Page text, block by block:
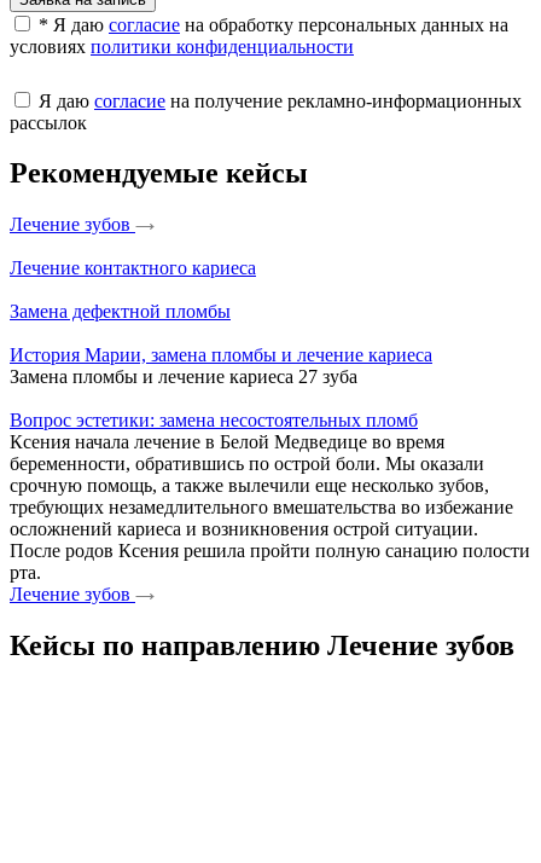
* Я даю согласие на обработку персональных данных на
условиях политики конфиденциальности
Я даю согласие на получение рекламно-информационных
рассылок
Рекомендуемые кейсы
Лечение зубов
Лечение контактного кариеса
Замена дефектной пломбы
История Марии, замена пломбы и лечение кариеса
Замена пломбы и лечение кариеса 27 зуба
Вопрос эстетики: замена несостоятельных пломб
Ксения начала лечение в Белой Медведице во время
беременности, обратившись по острой боли. Мы оказали
срочную помощь, а также вылечили еще несколько зубов,
требующих незамедлительного вмешательства во избежание
осложнений кариеса и возникновения острой ситуации.
После родов Ксения решила пройти полную санацию полости
рта.
Лечение зубов
Кейсы по направлению Лечение зубов